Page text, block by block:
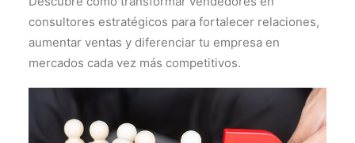
consultores estratégicos para fortalecer relaciones,
aumentar ventas y diferenciar tu empresa en
mercados cada vez más competitivos.